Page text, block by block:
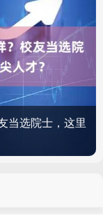
当选院士，这里